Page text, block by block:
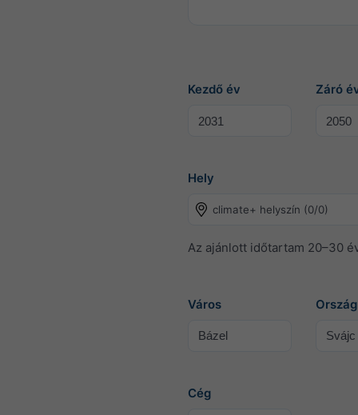
Kezdő év Záró
Hely
climate+ helyszín (0/0)
Az ajánlott időtartam 20–30
Város Ország
Cég